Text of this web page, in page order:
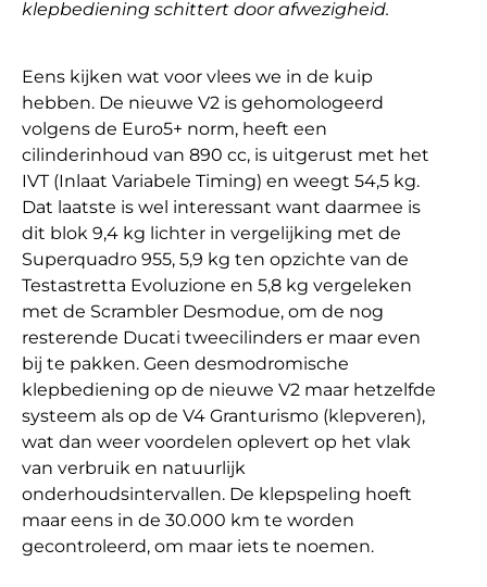
klepbediening schittert door afwezigheid.
Eens kijken wat voor vlees we in de kuip
hebben. De nieuwe V2 is gehomologeerd
volgens de Euro5+ norm, heeft een
cilinderinhoud van 890 cc, is uitgerust met het
IVT (Inlaat Variabele Timing) en weegt 54,5 kg.
Dat laatste is wel interessant want daarmee is
dit blok 9,4 kg lichter in vergelijking met de
Superquadro 955, 5,9 kg ten opzichte van de
Testastretta Evoluzione en 5,8 kg vergeleken
met de Scrambler Desmodue, om de nog
resterende Ducati tweecilinders er maar even
bij te pakken. Geen desmodromische
klepbediening op de nieuwe V2 maar hetzelfde
systeem als op de V4 Granturismo (klepveren),
wat dan weer voordelen oplevert op het vlak
van verbruik en natuurlijk
onderhoudsintervallen. De klepspeling hoeft
maar eens in de 30.000 km te worden
gecontroleerd, om maar iets te noemen.